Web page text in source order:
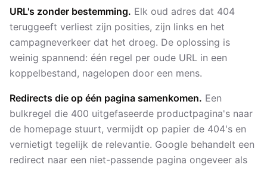
URL's zonder bestemming. Elk oud adres dat 404
teruggeeft verliest zijn posities, zijn links en het
campagneverkeer dat het droeg. De oplossing is
weinig spannend: één regel per oude URL in een
koppelbestand, nagelopen door een mens.
Redirects die op één pagina samenkomen. Een
bulkregel die 400 uitgefaseerde productpagina's naar
de homepage stuurt, vermijdt op papier de 404's en
vernietigt tegelijk de relevantie. Google behandelt een
redirect naar een niet-passende pagina ongeveer als